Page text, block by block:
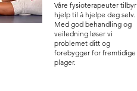
Våre fysioterapeuter tilbyr
hjelp til å hjelpe deg selv.
Med god behandling og
veiledning løser vi
problemet ditt og
forebygger for fremtidige
plager.